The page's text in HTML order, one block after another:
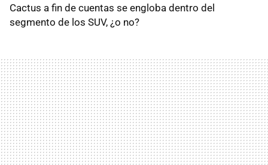
Cactus a fin de cuentas se engloba dentro del
segmento de los SUV, ¿o no?